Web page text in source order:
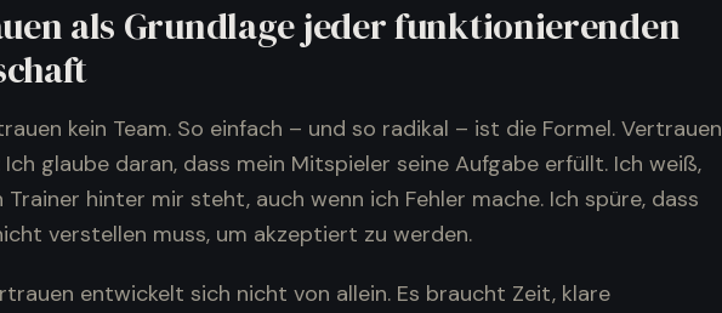
als Grundlage jeder funktionierenden
kein Team. So einfach – und so radikal – ist die Formel. Vertrauen
glaube daran, dass mein Mitspieler seine Aufgabe erfüllt. Ich weiß,
Trainer hinter mir steht, auch wenn ich Fehler mache. Ich spüre, dass
verstellen muss, um akzeptiert zu werden.
entwickelt sich nicht von allein. Es braucht Zeit, klare